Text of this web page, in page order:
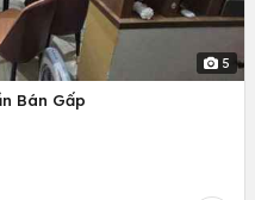
5
Bán Gấp